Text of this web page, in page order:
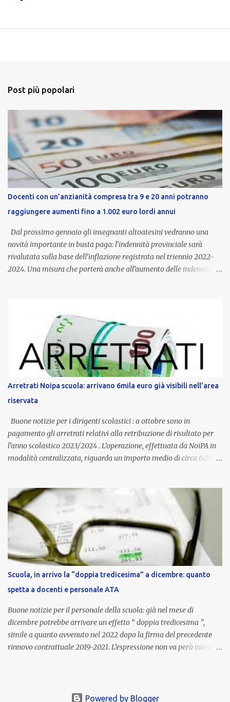
Post più popolari
Docenti con un’anzianità compresa tra 9 e 20 anni potranno
raggiungere aumenti fino a 1.002 euro lordi annui
Dal prossimo gennaio gli insegnanti altoatesini vedranno una
novità importante in busta paga: l’indennità provinciale sarà
rivalutata sulla base dell’inflazione registrata nel triennio 2022-
2024. Una misura che porterà anche all’aumento delle indennità di
dedicato alle donne vittime di violenza di genere, in linea con la
normativa nazionale e con l’obiettivo di offrire maggiore tutela e
supporto in situazioni delicate. L’indennità provinciale per i docenti
è un unicum in Italia: si tratta di una misura esclusiva della
Provincia autonoma di Bolzano, che integra in maniera stabile lo
stipendio nazionale grazie alle prerogative garantite
dall’autonomia locale. Non è un bonus temporaneo né un
compenso accessorio, ma una voce strutturale di retribuzione,
aggiornata periodicamente in base al cost...
Arretrati Noipa scuola: arrivano 6mila euro già visibili nell’area
riservata
Buone notizie per i dirigenti scolastici : a ottobre sono in
pagamento gli arretrati relativi alla retribuzione di risultato per
l’anno scolastico 2023/2024 . L’operazione, effettuata da NoiPA in
modalità centralizzata, riguarda un importo medio di circa 6.000
ordinaria di ottobre . Cos’è la retribuzione di risultato La
retribuzione di risultato rappresenta la parte variabile dello
stipendio dei dirigenti scolastici. Viene corrisposta per valorizzare
la qualità dell’attività svolta, la gestione delle risorse e il
raggiungimento degli obiettivi fissati dal Ministero dell’Istruzione
e del Merito (MIM) . Per l’anno scolastico 2023/2024, il MIM ha
completato la procedura di valutazione e trasmesso i dati a NoiPA,
che ha poi disposto la liquidazione automatica in busta paga . Gli
importi e le trattenute L’importo medio lordo riconosciuto è di 6....
Scuola, in arrivo la “doppia tredicesima” a dicembre: quanto
spetta a docenti e personale ATA
Buone notizie per il personale della scuola: già nel mese di
dicembre potrebbe arrivare un effetto “ doppia tredicesima ”,
simile a quanto avvenuto nel 2022 dopo la firma del precedente
rinnovo contrattuale 2019-2021. L’espressione non va però intesa in
un’integrazione straordinaria che, pur non raggiungendo l’importo
Powered by Blogger